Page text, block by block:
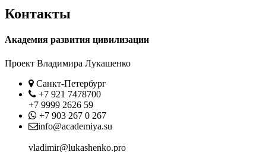
Контакты
Академия развития цивилизации
Проект Владимира Лукашенко
Location
Санкт-Петербург
Phone
+7 921 7478700
+7 9999 2626 59
Whatsapp
+7 903 267 0 267
Contact
info@academiya.su
vladimir@lukashenko.pro